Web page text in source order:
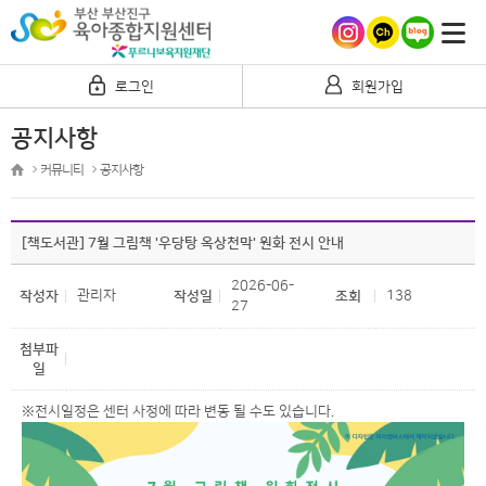
로그인 회원가입
공지사항
커뮤니티 공지사항
[책도서관] 7월 그림책 '우당탕 옥상천막' 원화 전시 안내
작성자 관리자 작성일
2026-06-
27
조회 138
첨부파
일
※전시일정은 센터 사정에 따라 변동 될 수도 있습니다.